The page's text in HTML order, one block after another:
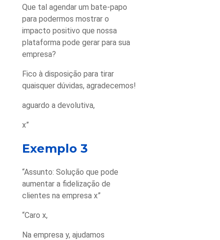
Que tal agendar um bate-papo
para podermos mostrar o
impacto positivo que nossa
plataforma pode gerar para sua
empresa?
Fico à disposição para tirar
quaisquer dúvidas, agradecemos!
aguardo a devolutiva,
x”
Exemplo 3
“Assunto: Solução que pode
aumentar a fidelização de
clientes na empresa x”
“Caro x,
Na empresa y, ajudamos